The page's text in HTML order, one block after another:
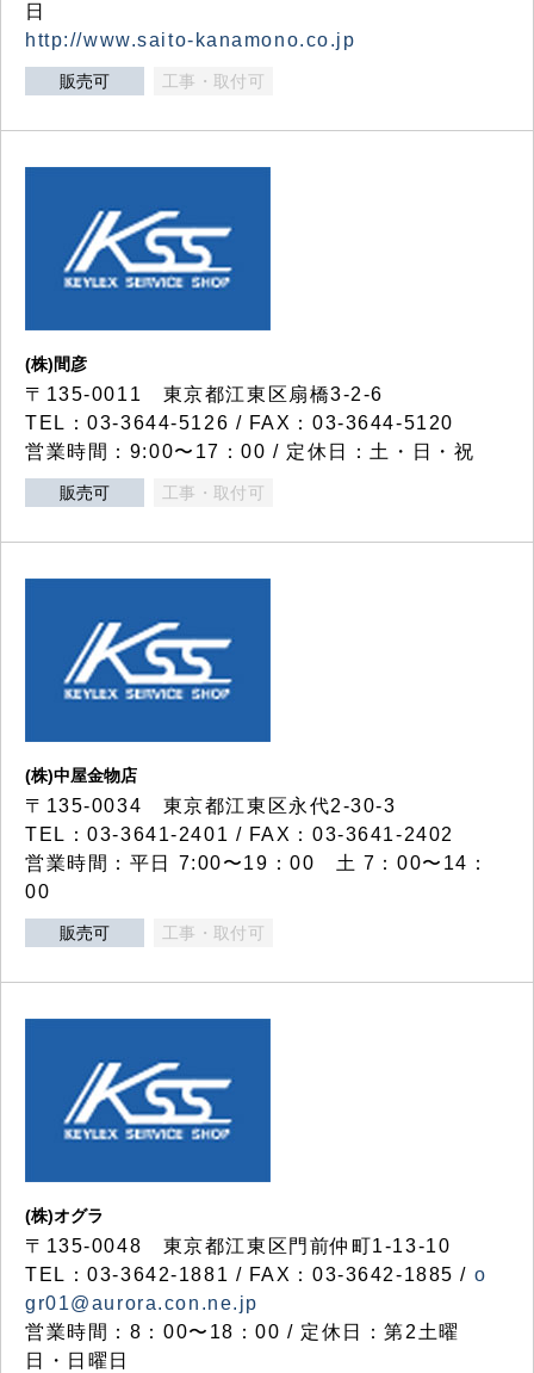
日
http://www.saito-kanamono.co.jp
販売可 工事・取付可
(株)間彦
〒135-0011 東京都江東区扇橋3-2-6
TEL：03-3644-5126 / FAX：03-3644-5120
営業時間：9:00〜17：00 / 定休日：土・日・祝
販売可 工事・取付可
(株)中屋金物店
〒135-0034 東京都江東区永代2-30-3
TEL：03-3641-2401 / FAX：03-3641-2402
営業時間：平日 7:00〜19：00 土 7：00〜14：
00
販売可 工事・取付可
(株)オグラ
〒135-0048 東京都江東区門前仲町1-13-10
TEL：03-3642-1881 / FAX：03-3642-1885 / o
gr01@aurora.con.ne.jp
営業時間：8：00〜18：00 / 定休日：第2土曜
日・日曜日